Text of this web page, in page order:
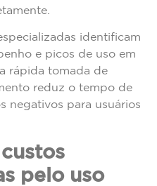
identificam
e picos de uso em
rápida tomada de
reduz o tempo de
negativos para usuários
pelo uso